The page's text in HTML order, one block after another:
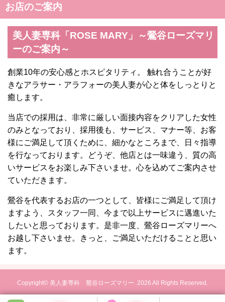
お店のご案内
美人妻専科「ROSE MARY」～鶯谷ローズマリ
ーのご案内～
創業10年の安心感とホスピタリティ。 触れ合うことが好
きなアラサー・アラフォーの美人妻が心と体をしっとりと
癒します。
当店での採用は、非常に厳しい面接内容をクリアした女性
のみとなっており、採用後も、サービス、マナー等、お客
様にご満足して頂くために、細かなところまで、日々指導
を行なっております。どうぞ、他店とは一味違う、質の高
いサービスをお楽しみ下さいませ。心を込めてご案内させ
ていただきます。
鶯谷を代表するお店の一つとして、皆様にご満足して頂け
ますよう、スタッフ一同、今まで以上サービスに邁進いた
したいと思っております。是非一度、鶯谷ローズマリーへ
お越し下さいませ。きっと、ご満足いただけることと思い
ます。
Copyright© 美人妻専科 鶯谷ローズマリー 2026 All Rights Reserved.